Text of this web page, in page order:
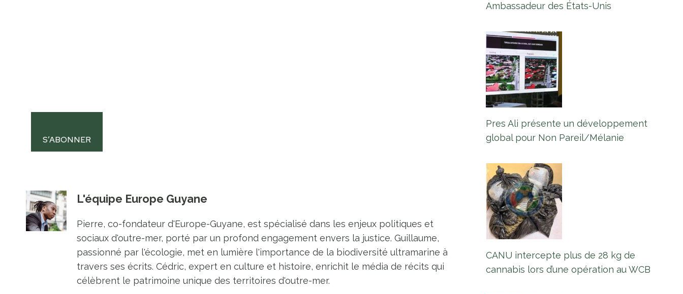
S’ABONNER
L'équipe Europe Guyane
Pierre, co-fondateur d'Europe-Guyane, est spécialisé dans les enjeux politiques et
sociaux d'outre-mer, porté par un profond engagement envers la justice. Guillaume,
passionné par l'écologie, met en lumière l'importance de la biodiversité ultramarine à
travers ses écrits. Cédric, expert en culture et histoire, enrichit le média de récits qui
célèbrent le patrimoine unique des territoires d'outre-mer.
Ambassadeur des États-Unis
Pres Ali présente un développement
global pour Non Pareil/Mélanie
CANU intercepte plus de 28 kg de
cannabis lors d’une opération au WCB